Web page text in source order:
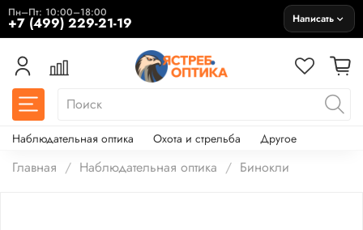
Пн–Пт: 10:00–18:00
+7 (499) 229-21-19 Написать
Наблюдательная оптика Охота и стрельба Другое
Главная Наблюдательная оптика Бинокли